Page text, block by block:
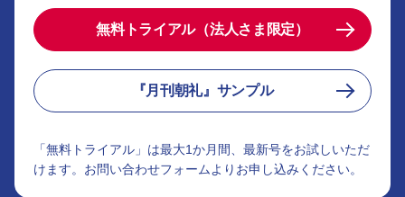
無料トライアル（法人さま限定）
『月刊朝礼』サンプル
「無料トライアル」は最大1か月間、最新号をお試しいただ
けます。お問い合わせフォームよりお申し込みください。